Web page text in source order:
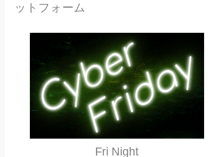
ットフォーム
Fri Night